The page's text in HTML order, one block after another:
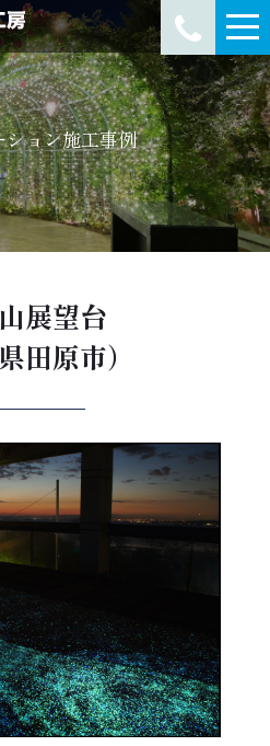
ョン施工事例
展望台
田原市）